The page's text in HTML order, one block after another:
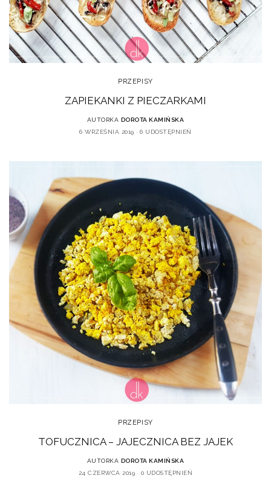
PRZEPISY
ZAPIEKANKI Z PIECZARKAMI
AUTORKA DOROTA KAMIŃSKA
6 WRZEŚNIA 2019
6 UDOSTĘPNIEŃ
PRZEPISY
TOFUCZNICA – JAJECZNICA BEZ JAJEK
AUTORKA DOROTA KAMIŃSKA
24 CZERWCA 2019
0 UDOSTĘPNIEŃ